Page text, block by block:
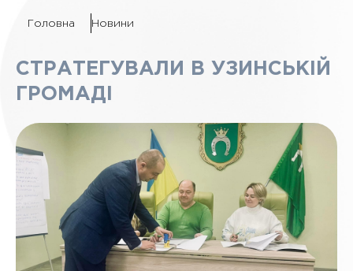
Головна Новини
СТРАТЕГУВАЛИ В УЗИНСЬКІЙ
ГРОМАДІ